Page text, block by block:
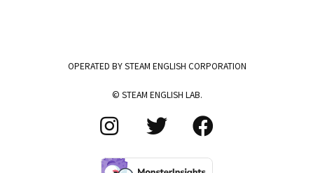
OPERATED BY STEAM ENGLISH CORPORATION
© STEAM ENGLISH LAB.